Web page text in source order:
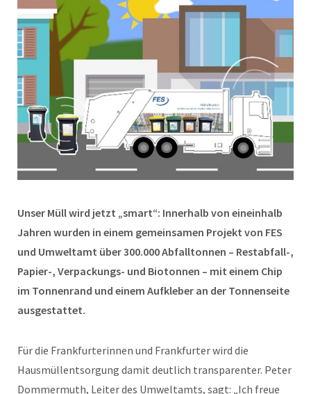
Unser Müll wird jetzt „smart“: Innerhalb von eineinhalb
Jahren wurden in einem gemeinsamen Projekt von FES
und Umweltamt über 300.000 Abfalltonnen – Restabfall-,
Papier-, Verpackungs- und Biotonnen – mit einem Chip
im Tonnenrand und einem Aufkleber an der Tonnenseite
ausgestattet.
Für die Frankfurterinnen und Frankfurter wird die
Hausmüllentsorgung damit deutlich transparenter. Peter
Dommermuth, Leiter des Umweltamts, sagt: „Ich freue